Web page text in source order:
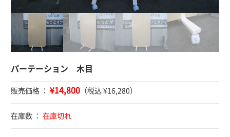
パーテーション 木目
販売価格 ： ¥14,800 （税込 ¥16,280）
在庫数 ： 在庫切れ